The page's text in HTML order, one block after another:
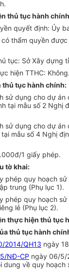
thủ tục hành
quyết định: Ủy
thẩm quyền
tục: Sở Xây dựng
hiện TTHC: Không.
thủ tục hành chính:
sử dụng cho dự
tại mẫu số 2 Nghị
sử dụng cho dự
mẫu số 4 Nghị
1 giấy phép.
tờ khai:
phép quy hoạch
trung (Phụ lục 1).
phép quy hoạch
lẻ (Phụ lục 2).
thực hiện thủ tục
thủ tục hành
2014/QH13 ngày
NĐ-CP ngày 06/5/
dung về quy hoạch